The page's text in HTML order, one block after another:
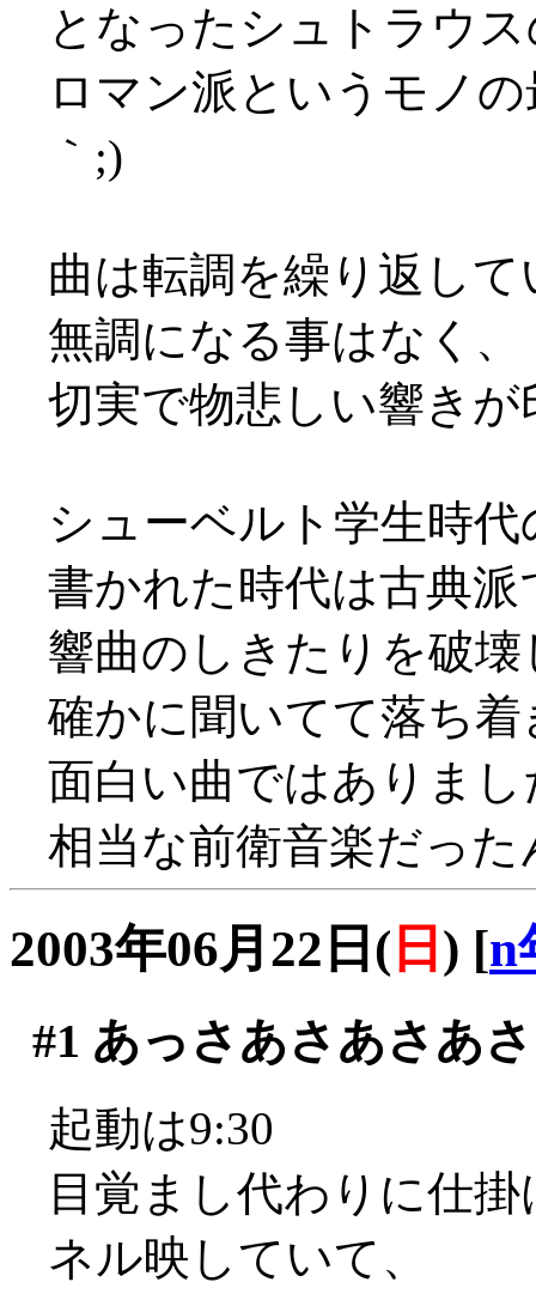
となったシュトラウ
ロマン派というモノ
｀;)
曲は転調を繰り返し
無調になる事はなく、
切実で物悲しい響き
シューベルト学生時代
書かれた時代は古典
響曲のしきたりを破
確かに聞いてて落ち
面白い曲ではありま
相当な前衛音楽だっ
2003年06月22日( 日 ) [n
#1 あっさあさあさあ
起動は9:30
目覚まし代わりに仕
ネル映していて、